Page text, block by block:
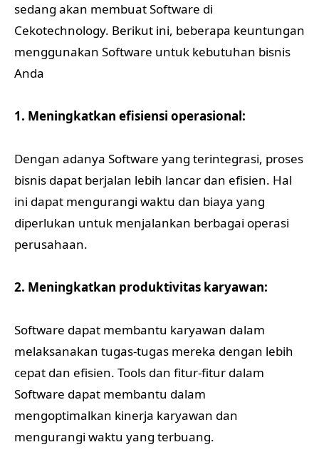
sedang akan membuat Software di
Cekotechnology. Berikut ini, beberapa keuntungan
menggunakan Software untuk kebutuhan bisnis
Anda
1. Meningkatkan efisiensi operasional:
Dengan adanya Software yang terintegrasi, proses
bisnis dapat berjalan lebih lancar dan efisien. Hal
ini dapat mengurangi waktu dan biaya yang
diperlukan untuk menjalankan berbagai operasi
perusahaan.
2. Meningkatkan produktivitas karyawan:
Software dapat membantu karyawan dalam
melaksanakan tugas-tugas mereka dengan lebih
cepat dan efisien. Tools dan fitur-fitur dalam
Software dapat membantu dalam
mengoptimalkan kinerja karyawan dan
mengurangi waktu yang terbuang.